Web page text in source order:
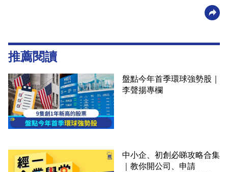
推薦閱讀
盤點今年首季環球強勢股｜
李聲揚專欄
中小企、初創必睇攻略合集
｜教你開公司、申請